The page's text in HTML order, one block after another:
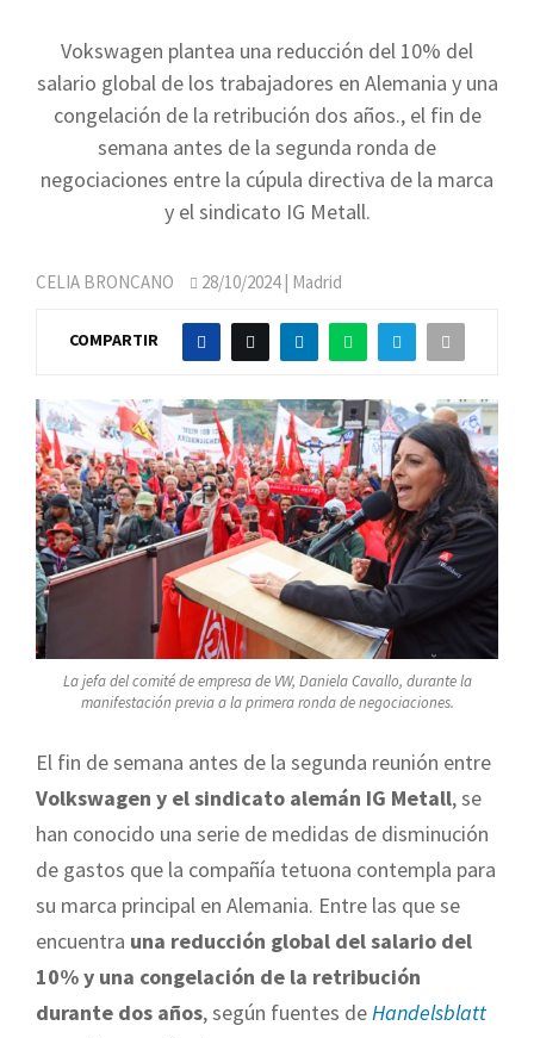
Vokswagen plantea una reducción del 10% del
salario global de los trabajadores en Alemania y una
congelación de la retribución dos años., el fin de
semana antes de la segunda ronda de
negociaciones entre la cúpula directiva de la marca
y el sindicato IG Metall.
CELIA BRONCANO 28/10/2024| Madrid
COMPARTIR
La jefa del comité de empresa de VW, Daniela Cavallo, durante la
manifestación previa a la primera ronda de negociaciones.
El fin de semana antes de la segunda reunión entre
Volkswagen y el sindicato alemán IG Metall, se
han conocido una serie de medidas de disminución
de gastos que la compañía tetuona contempla para
su marca principal en Alemania. Entre las que se
encuentra una reducción global del salario del
10% y una congelación de la retribución
durante dos años, según fuentes deHandelsblatt